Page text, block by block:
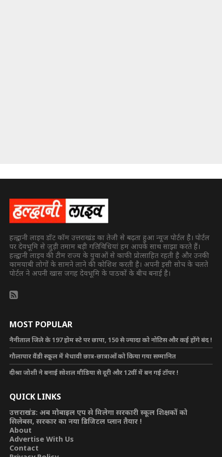
हल्द्वानी लाइव डॉट कॉम उत्तराखंड का तेजी से बढ़ता हुआ न्यूज पोर्टल है। पोर्टल
पर देवभूमि से जुड़ी तमाम बड़ी गतिविधियां हम आपके साथ साझा करते हैं।
हल्द्वानी लाइव की टीम राज्य के युवाओं से काफी प्रोत्साहित रहती है और उनकी
कामयाबी लोगों के सामने लाने की कोशिश करती है। अपनी इसी सोच के चलते
पोर्टल ने अपनी खास जगह देवभूमि के पाठकों के बीच बनाई है।
MOST POPULAR
नैनीताल जिले के 197 होम स्टे पर छापा, 150 से ज्यादा को नोटिस और कई होंगे बंद !
गौलापार वैंडी स्कूल में मेधावी छात्र-छात्राओं को किया गया सम्मानित
दीश्रा जोशी ने बनाई सोशल मीडिया से दूरी और 12वीं में बन गई टॉपर !
QUICK LINKS
उत्तराखंड: अब मोबाइल एप से मिलेगा सरकारी स्कूल शिक्षकों को
सिलेबस, सरकार का नया डिजिटल प्लान तैयार !
About
Advertise With Us
Contact